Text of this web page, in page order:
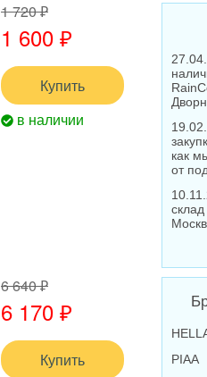
1 720 ₽
1 600 ₽
Купить
в наличии
6 640 ₽
6 170 ₽
Купить
как
от
PIAA